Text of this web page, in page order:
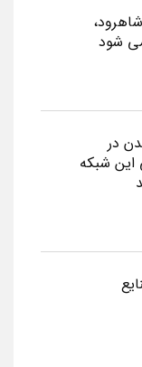
در
این شبکه